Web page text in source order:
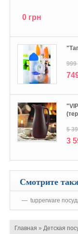
0 грн
999
5
3
Смотрите
tupperware
Главная » Детская